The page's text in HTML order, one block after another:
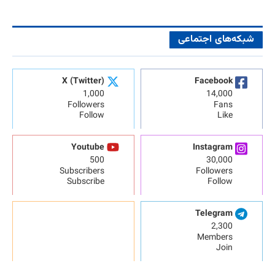
شبکه‌های اجتماعی
Facebook
14,000
Fans
Like
X (Twitter)
1,000
Followers
Follow
Instagram
30,000
Followers
Follow
Youtube
500
Subscribers
Subscribe
Telegram
2,300
Members
Join